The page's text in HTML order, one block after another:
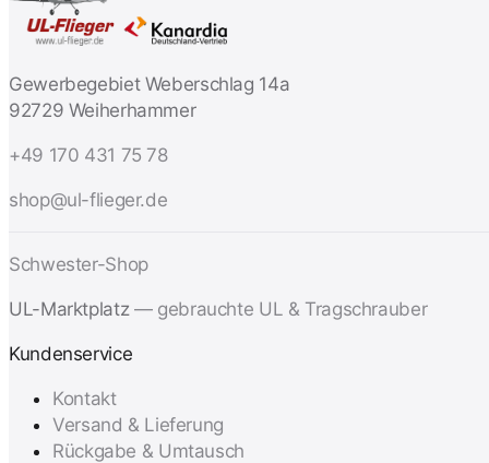
Gewerbegebiet Weberschlag 14a
92729 Weiherhammer
+49 170 431 75 78
shop@ul-flieger.de
Schwester-Shop
UL-Marktplatz — gebrauchte UL & Tragschrauber
Kundenservice
Kontakt
Versand & Lieferung
Rückgabe & Umtausch